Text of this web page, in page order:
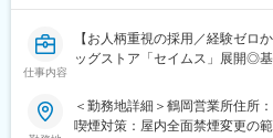
ム導入作業
（3）
場所：札幌支店
変更の範囲：会社の定める業務
増えていきます。薬剤師や看護
も多いです。
検査の結果を記録したり、書類
す。パソコンの使い方や、正確
仕事内容
【お人柄重視の採用／経験ゼロ
ッグストア「セイムス」展開◎
■職務内容：
＜勤務地詳細＞鶴岡営業所住所
喫煙対策：屋内全面禁煙変更の